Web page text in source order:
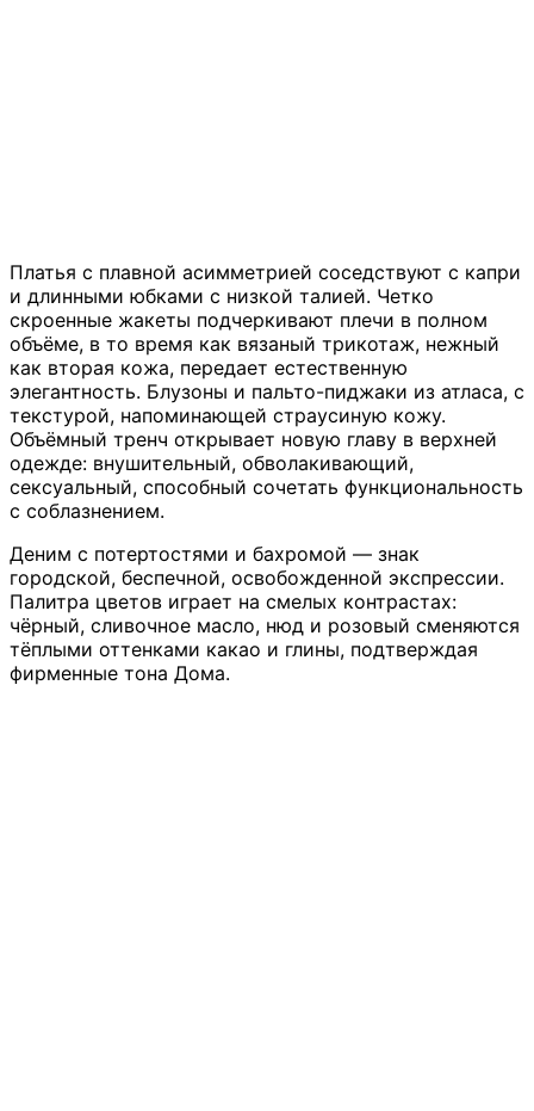
Платья с плавной асимметрией соседствуют с капри
и длинными юбками с низкой талией. Четко
скроенные жакеты подчеркивают плечи в полном
объёме, в то время как вязаный трикотаж, нежный
как вторая кожа, передает естественную
элегантность. Блузоны и пальто-пиджаки из атласа, с
текстурой, напоминающей страусиную кожу.
Объёмный тренч открывает новую главу в верхней
одежде: внушительный, обволакивающий,
сексуальный, способный сочетать функциональность
с соблазнением.
Деним с потертостями и бахромой — знак
городской, беспечной, освобожденной экспрессии.
Палитра цветов играет на смелых контрастах:
чёрный, сливочное масло, нюд и розовый сменяются
тёплыми оттенками какао и глины, подтверждая
фирменные тона Дома.